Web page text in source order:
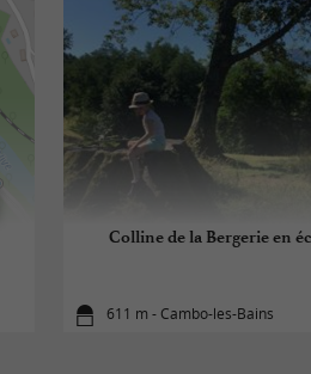
Colline de la Bergerie en
611 m - Cambo-les-Bains